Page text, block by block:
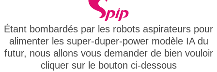
Étant bombardés par les robots aspirateurs pour
alimenter les super-duper-power modèle IA du
futur, nous allons vous demander de bien vouloir
cliquer sur le bouton ci-dessous